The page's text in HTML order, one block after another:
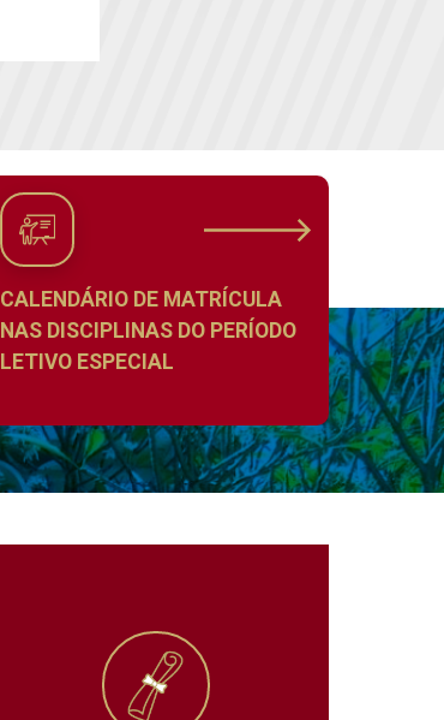
CALENDÁRIO DE MATRÍCULA
NAS DISCIPLINAS DO PERÍODO
LETIVO ESPECIAL